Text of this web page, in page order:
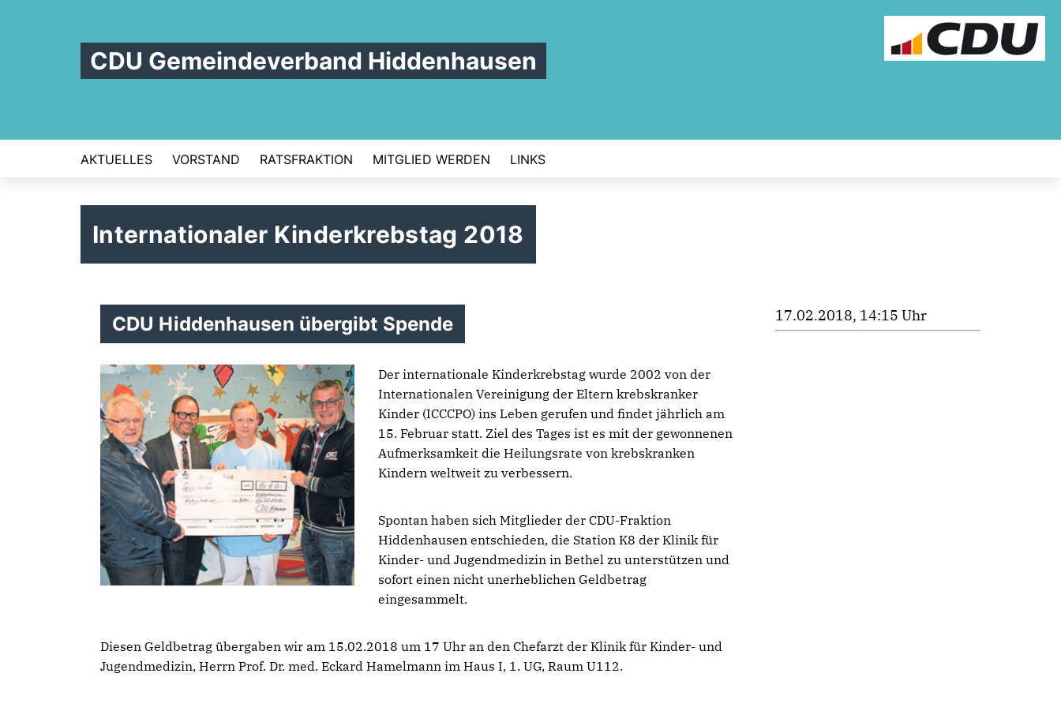
CDU Gemeindeverband Hiddenhausen
AKTUELLES VORSTAND RATSFRAKTION MITGLIED WERDEN LINKS
Internationaler Kinderkrebstag 2018
CDU Hiddenhausen übergibt Spende
Der internationale Kinderkrebstag wurde 2002 von der
Internationalen Vereinigung der Eltern krebskranker
Kinder (ICCCPO) ins Leben gerufen und findet jährlich am
15. Februar statt. Ziel des Tages ist es mit der gewonnenen
Aufmerksamkeit die Heilungsrate von krebskranken
Kindern weltweit zu verbessern.
Spontan haben sich Mitglieder der CDU-Fraktion
Hiddenhausen entschieden, die Station K8 der Klinik für
Kinder- und Jugendmedizin in Bethel zu unterstützen und
sofort einen nicht unerheblichen Geldbetrag
eingesammelt.
Diesen Geldbetrag übergaben wir am 15.02.2018 um 17 Uhr an den Chefarzt der Klinik für Kinder- und
Jugendmedizin, Herrn Prof. Dr. med. Eckard Hamelmann im Haus I, 1. UG, Raum U112.
17.02.2018, 14:15 Uhr